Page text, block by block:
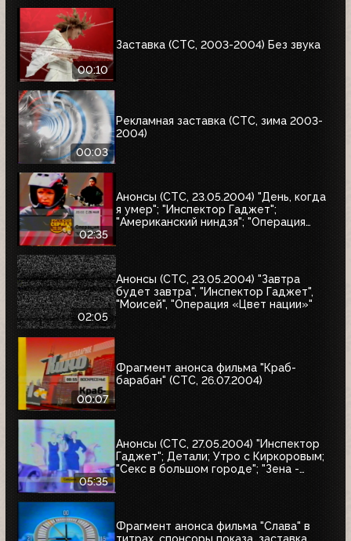
00:10
Заставка (СТС, 2003-2004) Без звука
00:03
Рекламная заставка (СТС, зима 2003-
2004)
02:35
Анонсы (СТС, 23.05.2004) "День, когда
я умер"; "Инспектор Гаджет";
"Американский ниндзя"; "Операция
02:05
Анонсы (СТС, 23.05.2004) "Завтра
будет завтра", "Инспектор Гаджет",
"Моисей", "Операция «Цвет нации»"
00:07
Фрагмент анонса фильма "Краб-
барабан" (СТС, 26.07.2004)
05:35
Анонсы (СТС, 27.05.2004) "Инспектор
Гаджет"; Детали; Утро с Киркоровым;
"Секс в большом городе"; "Зена -
Фрагмент анонса фильма "Слава" в